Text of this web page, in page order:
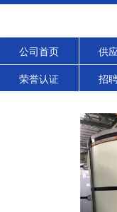
公司首页 供
荣誉认证 招